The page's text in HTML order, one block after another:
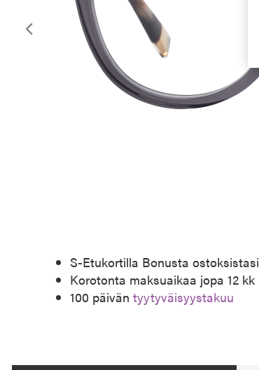
Edellinen
S-Etukortilla Bonusta ostoksistasi
Korotonta maksuaikaa jopa 12 kk
100 päiväntyytyväisyystakuu